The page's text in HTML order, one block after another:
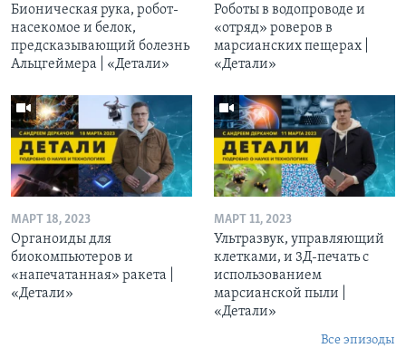
Бионическая рука, робот-
насекомое и белок,
предсказывающий болезнь
Альцгеймера | «Детали»
Роботы в водопроводе и
«отряд» роверов в
марсианских пещерах |
«Детали»
МАРТ 18, 2023
Органоиды для
биокомпьютеров и
«напечатанная» ракета |
«Детали»
МАРТ 11, 2023
Ультразвук, управляющий
клетками, и 3Д-печать c
использованием
марсианской пыли |
«Детали»
Все эпизоды